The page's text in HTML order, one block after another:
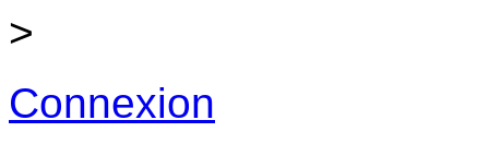
>
Connexion